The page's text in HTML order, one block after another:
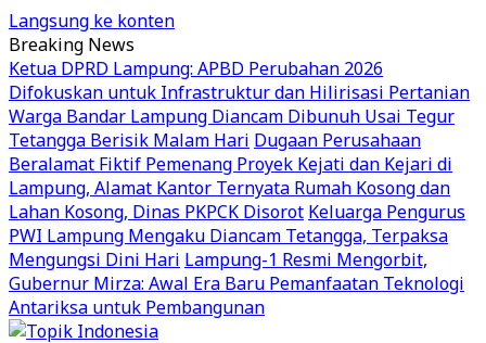
Langsung ke konten
Breaking News
Ketua DPRD Lampung: APBD Perubahan 2026
Difokuskan untuk Infrastruktur dan Hilirisasi Pertanian
Warga Bandar Lampung Diancam Dibunuh Usai Tegur
Tetangga Berisik Malam Hari Dugaan Perusahaan
Beralamat Fiktif Pemenang Proyek Kejati dan Kejari di
Lampung, Alamat Kantor Ternyata Rumah Kosong dan
Lahan Kosong, Dinas PKPCK Disorot Keluarga Pengurus
PWI Lampung Mengaku Diancam Tetangga, Terpaksa
Mengungsi Dini Hari Lampung-1 Resmi Mengorbit,
Gubernur Mirza: Awal Era Baru Pemanfaatan Teknologi
Antariksa untuk Pembangunan